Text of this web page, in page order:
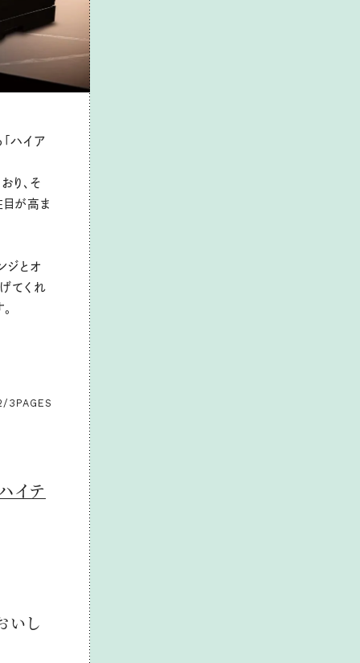
ハイア
り、そ
が高ま
ジとオ
てくれ
3 PAGES
イテ
いし